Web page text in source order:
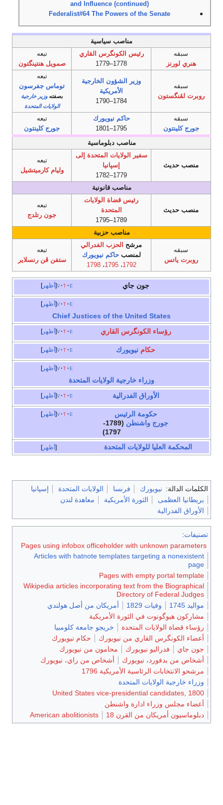
and Influence (continued)
Federalist#64 The Powers of the Senate
مناصب سياسية
سبقه
هنري لورنز
رئيس الكونگرس القاري
1778–1779
تبعه
صمويل هنتينگتون
سبقه
روبرت لڤنگستون
وزير الشؤون الخارجية
الأمريكية
1784–1790
تبعه
توماس جفرسون
بصفتهوزير خارجية
الولايات المتحدة
سبقه
جورج كلينتون
حاكم نيويورك
1795–1801
تبعه
جورج كلينتون
مناصب دبلوماسية
منصب حديث
سفير الولايات المتحدة إلى
إسپانيا
1779–1782
تبعه
وليام كارميتشيل
مناصب قانونية
منصب حديث
رئيس قضاة الولايات
المتحدة
1789–1795
تبعه
جون رتلدج
مناصب حزبية
سبقه
روبرت ياتس
مرشح الحزب الفدرالي
لمنصبحاكم نيويورك
1792،1795،1798
تبعه
ستفن ڤن رنسلاير
أظهر v t e جون جاي
أظهر v t e
Chief Justices of the United States
أظهر v t e رؤساء الكونگرس القاري
أظهر v t e حكام نيويورك
أظهر v t e
وزراء خارجية الولايات المتحدة
أظهر v t e الأوراق الفدرالية
أظهر v t e حكومة الرئيس
جورج واشنطن
(1789-
1797)
أظهر المحكمة العليا للولايات المتحدة
الكلمات الدالة: نيويورك فرنسا الولايات المتحدة
إسپانيا
بريطانيا العظمى
الثورة الأمريكية
معاهدة لندن
الأوراق الفدرالية
تصنيفات:
Pages using infobox officeholder with unknown parameters
Articles with hatnote templates targeting a nonexistent
page
Pages with empty portal template
Wikipedia articles incorporating text from the Biographical
Directory of Federal Judges
مواليد 1745
وفيات 1829
أمريكان من أصل هولندي
مشاركون هيوگونوت في الثورة الأمريكية
رؤساء قضاة الولايات المتحدة
خريجو جامعة كلومبيا
أعضاء الكونگرس القاري من نيويورك
حكام نيويورك
جون جاي
فدراليو نيويورك
محامون من نيويورك
أشخاص من بدفورد، نيويورك
أشخاص من راي، نيويورك
مرشحو الانتخابات الرئاسية الأمريكية 1796
وزراء خارجية الولايات المتحدة
United States vice-presidential candidates, 1800
أعضاء مجلس وزراء ادارة واشنطن
دبلوماسيون أمريكان من القرن 18
American abolitionists